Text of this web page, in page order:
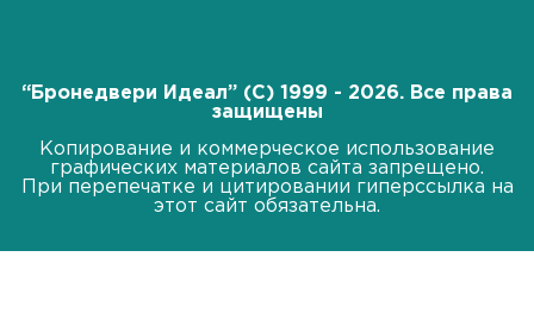
“Бронедвери Идеал” (C) 1999 - 2026. Все права
защищены
Копирование и коммерческое использование
графических материалов сайта запрещено.
При перепечатке и цитировании гиперссылка на
этот сайт обязательна.